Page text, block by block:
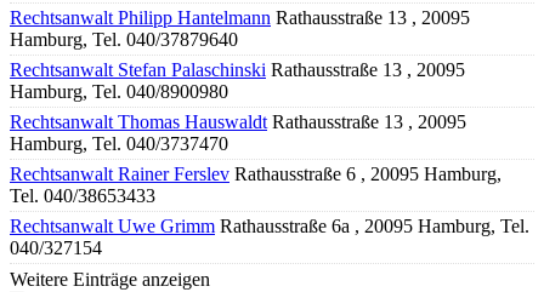
Rechtsanwalt Philipp Hantelmann Rathausstraße 13 , 20095
Hamburg, Tel. 040/37879640
Rechtsanwalt Stefan Palaschinski Rathausstraße 13 , 20095
Hamburg, Tel. 040/8900980
Rechtsanwalt Thomas Hauswaldt Rathausstraße 13 , 20095
Hamburg, Tel. 040/3737470
Rechtsanwalt Rainer Ferslev Rathausstraße 6 , 20095 Hamburg,
Tel. 040/38653433
Rechtsanwalt Uwe Grimm Rathausstraße 6a , 20095 Hamburg, Tel.
040/327154
Weitere Einträge anzeigen